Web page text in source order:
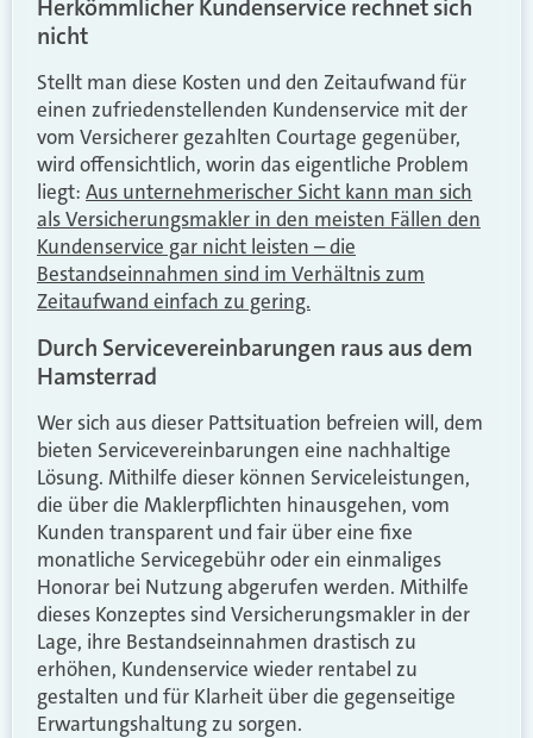
Herkömmlicher Kundenservice rechnet sich
nicht
Stellt man diese Kosten und den Zeitaufwand für
einen zufriedenstellenden Kundenservice mit der
vom Versicherer gezahlten Courtage gegenüber,
wird offensichtlich, worin das eigentliche Problem
liegt: Aus unternehmerischer Sicht kann man sich
als Versicherungsmakler in den meisten Fällen den
Kundenservice gar nicht leisten – die
Bestandseinnahmen sind im Verhältnis zum
Zeitaufwand einfach zu gering.
Durch Servicevereinbarungen raus aus dem
Hamsterrad
Wer sich aus dieser Pattsituation befreien will, dem
bieten Servicevereinbarungen eine nachhaltige
Lösung. Mithilfe dieser können Serviceleistungen,
die über die Maklerpflichten hinausgehen, vom
Kunden transparent und fair über eine fixe
monatliche Servicegebühr oder ein einmaliges
Honorar bei Nutzung abgerufen werden. Mithilfe
dieses Konzeptes sind Versicherungsmakler in der
Lage, ihre Bestandseinnahmen drastisch zu
erhöhen, Kundenservice wieder rentabel zu
gestalten und für Klarheit über die gegenseitige
Erwartungshaltung zu sorgen.